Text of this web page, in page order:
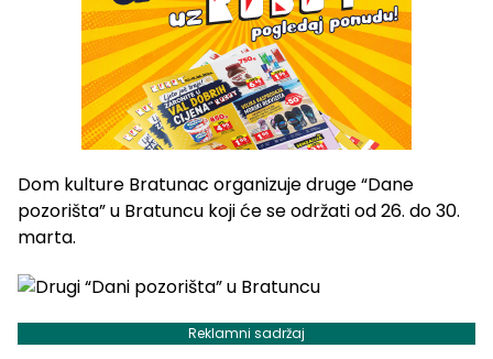
Dom kulture Bratunac organizuje druge “Dane
pozorišta” u Bratuncu koji će se održati od 26. do 30.
marta.
Reklamni sadržaj